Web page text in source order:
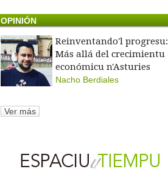
OPINIÓN
Reinventando'l progresu:
Más allá del crecimientu
económicu n'Asturies
Nacho Berdiales
Ver más